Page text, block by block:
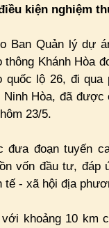
kiện nghiệm
Ban Quản lý dự
thông Khánh Hòa
quốc lộ 26, đi
Ninh Hòa, đã được
23/5.
đưa đoạn tuyến
vốn đầu tư, đáp
tế - xã hội địa
khoảng 10 km